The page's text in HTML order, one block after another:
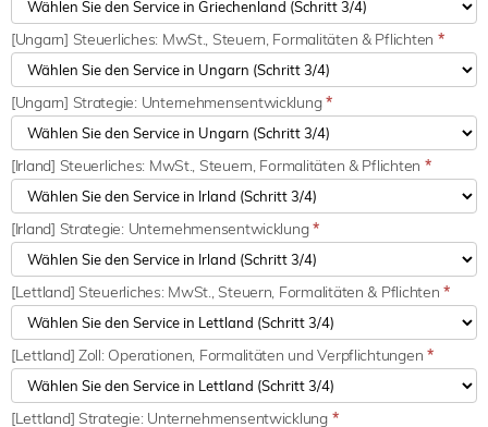
[Ungarn] Steuerliches: MwSt., Steuern, Formalitäten & Pflichten *
[Ungarn] Strategie: Unternehmensentwicklung*
[Irland] Steuerliches: MwSt., Steuern, Formalitäten & Pflichten *
[Irland] Strategie: Unternehmensentwicklung*
[Lettland] Steuerliches: MwSt., Steuern, Formalitäten & Pflichten*
[Lettland] Zoll: Operationen, Formalitäten und Verpflichtungen *
[Lettland] Strategie: Unternehmensentwicklung *